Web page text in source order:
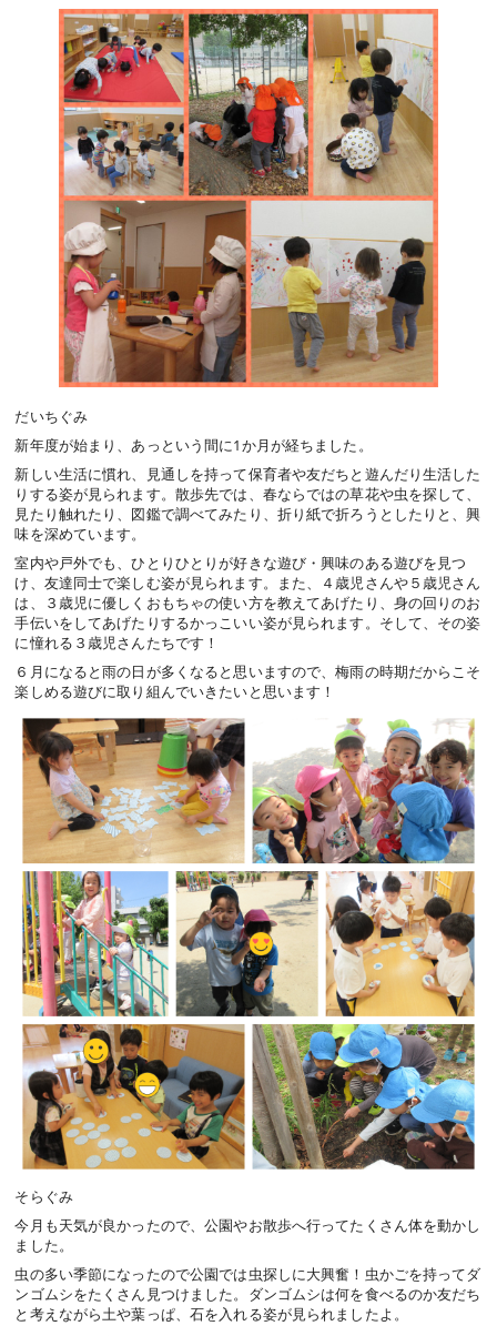
だいちぐみ
新年度が始まり、あっという間に1か月が経ちました。
新しい生活に慣れ、見通しを持って保育者や友だちと遊んだり生活した
りする姿が見られます。散歩先では、春ならではの草花や虫を探して、
見たり触れたり、図鑑で調べてみたり、折り紙で折ろうとしたりと、興
味を深めています。
室内や戸外でも、ひとりひとりが好きな遊び・興味のある遊びを見つ
け、友達同士で楽しむ姿が見られます。また、４歳児さんや５歳児さん
は、３歳児に優しくおもちゃの使い方を教えてあげたり、身の回りのお
手伝いをしてあげたりするかっこいい姿が見られます。そして、その姿
に憧れる３歳児さんたちです！
６月になると雨の日が多くなると思いますので、梅雨の時期だからこそ
楽しめる遊びに取り組んでいきたいと思います！
そらぐみ
今月も天気が良かったので、公園やお散歩へ行ってたくさん体を動かし
ました。
虫の多い季節になったので公園では虫探しに大興奮！虫かごを持ってダ
ンゴムシをたくさん見つけました。ダンゴムシは何を食べるのか友だち
と考えながら土や葉っぱ、石を入れる姿が見られましたよ。